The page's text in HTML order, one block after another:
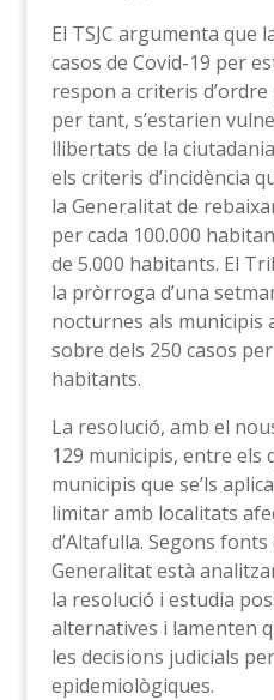
El TSJC argumenta que
casos de Covid-19 per
respon a criteris
per tant, s’estarien
llibertats de la
els criteris d’incidència
la Generalitat de
per cada 100.000
de 5.000 habitants. El
la pròrroga d’una
nocturnes als municipis
sobre dels 250 casos
habitants.
La resolució, amb el
129 municipis, entre els
municipis que se’ls
limitar amb localitats
d’Altafulla. Segons
Generalitat està
la resolució i estudia
alternatives i lamenten
les decisions judicials
epidemiològiques.​